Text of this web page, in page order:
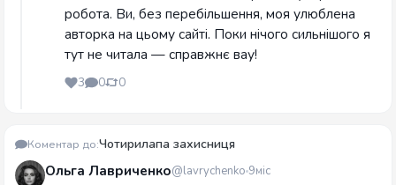
робота. Ви, без перебільшення, моя улюблена
авторка на цьому сайті. Поки нічого сильнішого я
тут не читала — справжнє вау!
3 0 0
Коментар до:Чотирилапа захисниця
Ольга Лавриченко@lavrychenko 9міс